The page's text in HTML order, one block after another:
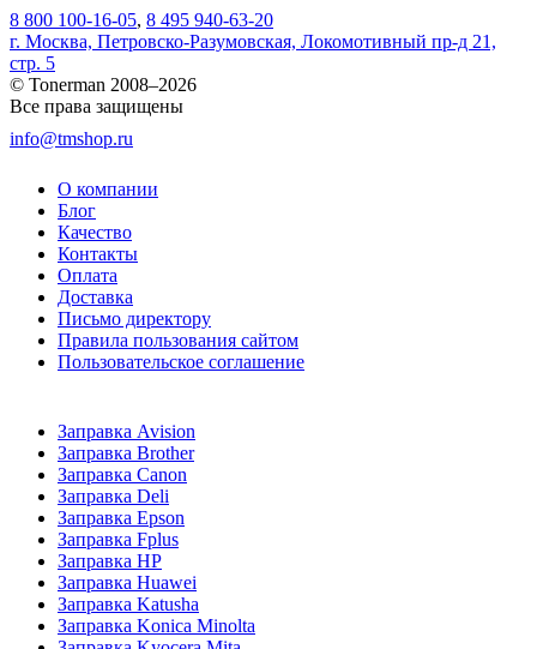
8 800 100-16-05, 8 495 940-63-20
г. Москва, Петровско-Разумовская, Локомотивный пр-д 21,
стр. 5
© Tonerman 2008–2026
Все права защищены
info@tmshop.ru
О компании
Блог
Качество
Контакты
Оплата
Доставка
Письмо директору
Правила пользования сайтом
Пользовательское соглашение
Заправка Avision
Заправка Brother
Заправка Canon
Заправка Deli
Заправка Epson
Заправка Fplus
Заправка HP
Заправка Huawei
Заправка Katusha
Заправка Konica Minolta